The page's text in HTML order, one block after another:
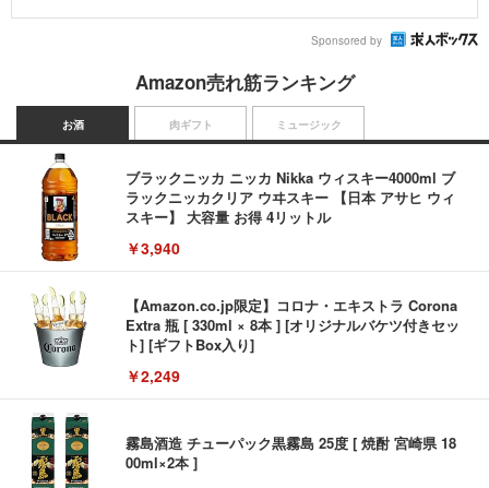
Sponsored by
Amazon売れ筋ランキング
お酒
ブラックニッカ ニッカ Nikka ウィスキー4000ml ブ
ラックニッカクリア ウヰスキー 【日本 アサヒ ウィ
スキー】 大容量 お得 4リットル
￥3,940
【Amazon.co.jp限定】コロナ・エキストラ Corona
Extra 瓶 [ 330ml × 8本 ] [オリジナルバケツ付きセッ
ト] [ギフトBox入り]
￥2,249
霧島酒造 チューパック黒霧島 25度 [ 焼酎 宮崎県 18
00ml×2本 ]
肉ギフト ミュージック